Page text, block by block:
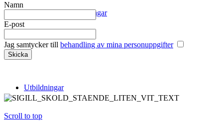
Konkursutredningar
Utbildningar
Namn
E-post
Jag samtycker till behandling av mina personuppgifter
Scroll to top